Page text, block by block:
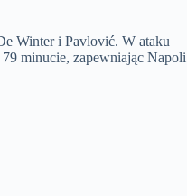
Winter i Pavlović. W ataku
minucie, zapewniając Napoli